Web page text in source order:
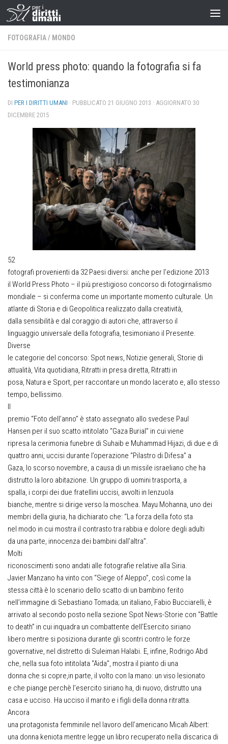
FOTOGRAFIA/ MONDO
World press photo: quando la fotografia si fa
testimonianza
DI PER I DIRITTI UMANI · PUBBLICATO 21 GIUGNO 2013 · AGGIORNATO 30
DICEMBRE 2015
52
fotografi provenienti da 32 Paesi diversi: anche per l’edizione 2013
il World Press Photo – il più prestigioso concorso di fotogirnalismo
mondiale – si conferma come un importante momento culturale. Un
atlante di Storia e di Geopolitica realizzato dalla creatività,
dalla sensibilità e dal coraggio di autori che, attraverso il
linguaggio universale della fotografia, tesimoniano il Presente.
Diverse
le categorie del concorso: Spot news, Notizie generali, Storie di
attualità, Vita quotidiana, Ritratti in presa diretta, Ritratti in
posa, Natura e Sport, per raccontare un mondo lacerato e, allo stesso
tempo, bellissimo.
Il
premio “Foto dell’anno” è stato assegnato allo svedese Paul
Hansen per il suo scatto intitolato “Gaza Burial” in cui viene
ripresa la cerimonia funebre di Suhaib e Muhammad Hijazi, di due e di
quattro anni, uccisi durante l’operazione “Pilastro di Difesa” a
Gaza, lo scorso novembre, a causa di un missile israeliano che ha
distrutto la loro abitazione. Un gruppo di uomini trasporta, a
spalla, i corpi dei due fratellini uccisi, avvolti in lenzuola
bianche, mentre si dirige verso la moschea. Mayu Mohanna, uno dei
membri della giuria, ha dichiarato che: “La forza della foto sta
nel modo in cui mostra il contrasto tra rabbia e dolore degli adulti
da una parte, innocenza dei bambini dall’altra”.
Molti
riconoscimenti sono andati alle fotografie relative alla Siria.
Javier Manzano ha vinto con “Siege of Aleppo”, così come la
stessa città è lo scenario dello scatto di un bambino ferito
nell’immagine di Sebastiano Tomada; un italiano, Fabio Bucciarelli, è
arrivato al secondo posto nella sezione Spot News-Storie con “Battle
to death” in cui inquadra un combattente dell’Esercito siriano
libero mentre si posiziona durante gli scontri contro le forze
governative, nel distretto di Suleiman Halabi. E, infine, Rodrigo Abd
che, nella sua foto intitolata “Aida”, mostra il pianto di una
donna che si copre,in parte, il volto con la mano: un viso lesionato
e che piange perchè l’esercito siriano ha, di nuovo, distrutto una
casa e ucciso. Ha ucciso il marito e i figli della donna ritratta.
Ancora
una protagonista femminile nel lavoro dell’americano Micah Albert:
una donna keniota mentre legge un libro recuperato nella discarica di